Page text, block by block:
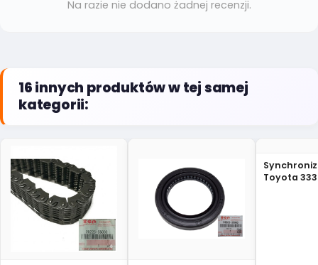
Na razie nie dodano żadnej recenzji.
16 innych produktów w tej samej
kategorii:
Toyota